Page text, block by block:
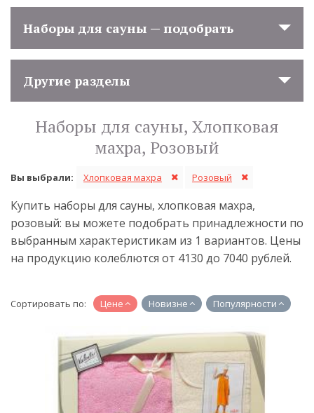
Наборы для сауны — подобрать
Другие разделы
Наборы для сауны, Хлопковая
махра, Розовый
Вы выбрали: Хлопковая махра Розовый
Купить наборы для сауны, хлопковая махра,
розовый: вы можете подобрать принадлежности по
выбранным характеристикам из 1 вариантов. Цены
на продукцию колеблются от 4130 до 7040 рублей.
Сортировать по: Цене Новизне Популярности